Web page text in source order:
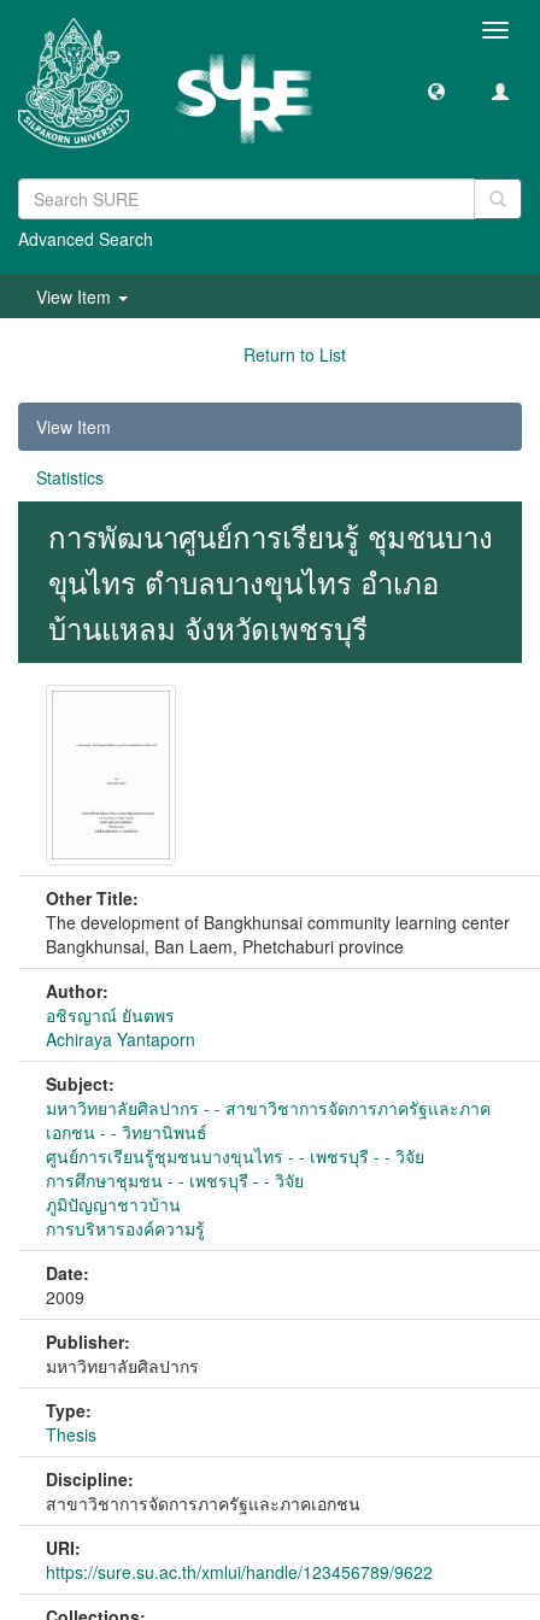
Advanced Search
View Item
Return to List
View Item
Statistics
การพัฒนาศูนย์การเรียนรู้ ชุมชนบาง
ขุนไทร ตำบลบางขุนไทร อำเภอ
บ้านแหลม จังหวัดเพชรบุรี
Other Title:
The development of Bangkhunsai community learning center
Bangkhunsal, Ban Laem, Phetchaburi province
Author:
อชิรญาณ์ ยันตพร
Achiraya Yantaporn
Subject:
มหาวิทยาลัยศิลปากร - - สาขาวิชาการจัดการภาครัฐและภาค
เอกชน - - วิทยานิพนธ์
ศูนย์การเรียนรู้ชุมชนบางขุนไทร - - เพชรบุรี - - วิจัย
การศึกษาชุมชน - - เพชรบุรี - - วิจัย
ภูมิปัญญาชาวบ้าน
การบริหารองค์ความรู้
Date:
2009
Publisher:
มหาวิทยาลัยศิลปากร
Type:
Thesis
Discipline:
สาขาวิชาการจัดการภาครัฐและภาคเอกชน
URI:
https://sure.su.ac.th/xmlui/handle/123456789/9622